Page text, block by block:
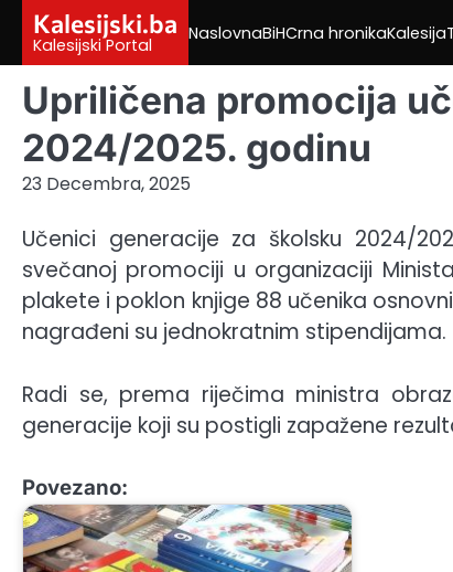
content
Kalesijski.ba
Kalesijski Portal
NaslovnaBiHCrna hronikaKalesija
Upriličena promocija
2024/2025. godinu
23 Decembra, 2025
Učenici generacije za školsku 2024/
svečanoj promociji u organizaciji
plakete i poklon knjige 88 učenika
nagrađeni su jednokratnim stipendijama.
Radi se, prema riječima ministra
generacije koji su postigli zapažene
Povezano: